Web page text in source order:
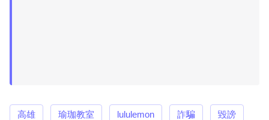
高雄 瑜珈教室 lululemon 詐騙 毀謗